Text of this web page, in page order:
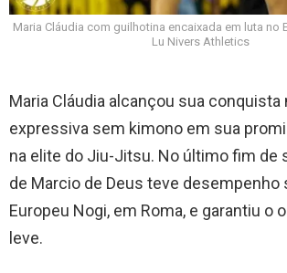
Maria Cláudia com guilhotina encaixada em luta no
Lu Nivers Athletics
Maria Cláudia alcançou sua conquista
expressiva sem kimono em sua
na elite do Jiu-Jitsu. No último fim de
de Marcio de Deus teve desempenho
Europeu Nogi, em Roma, e garantiu o
leve.